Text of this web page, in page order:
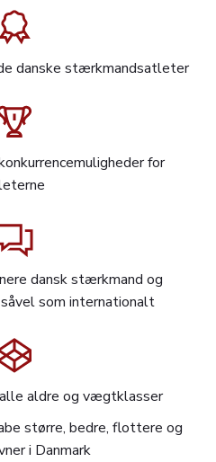
danske stærkmandsatleter
for
dansk stærkmand og
som internationalt
aldre og vægtklasser
større, bedre, flottere og
i Danmark